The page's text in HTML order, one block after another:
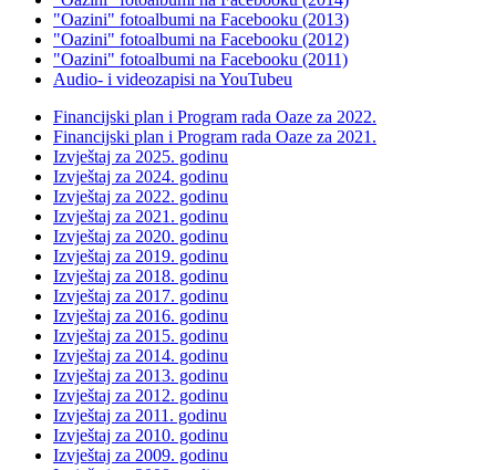
"Oazini" fotoalbumi na Facebooku (2013)
"Oazini" fotoalbumi na Facebooku (2012)
"Oazini" fotoalbumi na Facebooku (2011)
Audio- i videozapisi na YouTubeu
Financijski plan i Program rada Oaze za 2022.
Financijski plan i Program rada Oaze za 2021.
Izvještaj za 2025. godinu
Izvještaj za 2024. godinu
Izvještaj za 2022. godinu
Izvještaj za 2021. godinu
Izvještaj za 2020. godinu
Izvještaj za 2019. godinu
Izvještaj za 2018. godinu
Izvještaj za 2017. godinu
Izvještaj za 2016. godinu
Izvještaj za 2015. godinu
Izvještaj za 2014. godinu
Izvještaj za 2013. godinu
Izvještaj za 2012. godinu
Izvještaj za 2011. godinu
Izvještaj za 2010. godinu
Izvještaj za 2009. godinu